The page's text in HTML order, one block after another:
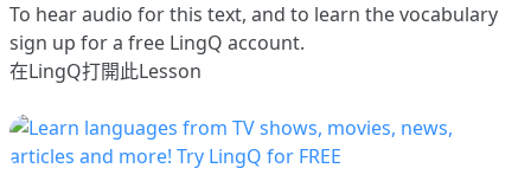
To hear audio for this text, and to learn the vocabulary
sign up for a free LingQ account.
在LingQ打開此Lesson